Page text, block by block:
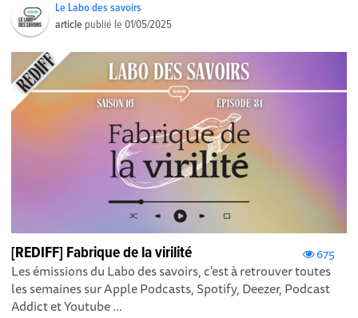
Le Labo des savoirs
article publié le01/05/2025
675
[REDIFF] Fabrique de la virilité
Les émissions du Labo des savoirs, c'est à retrouver toutes
les semaines sur Apple Podcasts , Spotify , Deezer , Podcast
Addict et Youtube ...